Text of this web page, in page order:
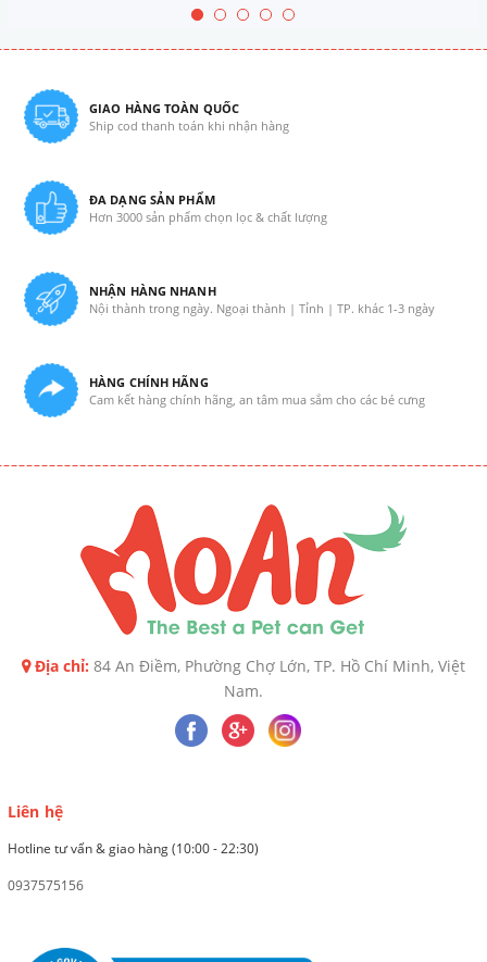
GIAO HÀNG TOÀN QUỐC
Ship cod thanh toán khi nhận hàng
ĐA DẠNG SẢN PHẨM
Hơn 3000 sản phẩm chọn lọc & chất lượng
NHẬN HÀNG NHANH
Nội thành trong ngày. Ngoại thành | Tỉnh | TP. khác 1-3 ngày
HÀNG CHÍNH HÃNG
Cam kết hàng chính hãng, an tâm mua sắm cho các bé cưng
Địa chỉ: 84 An Điềm, Phường Chợ Lớn, TP. Hồ Chí Minh, Việt
Nam.
Liên hệ
Hotline tư vấn & giao hàng (10:00 - 22:30)
0937575156